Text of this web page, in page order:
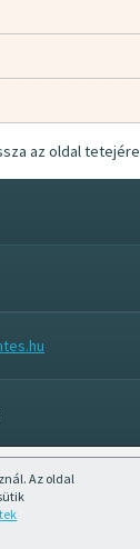
Az oldal
az oldal tetejére
kikapcsolása